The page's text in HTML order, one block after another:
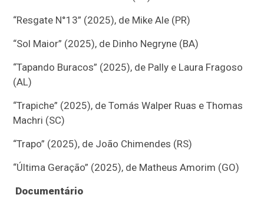
“Resgate N°13” (2025), de Mike Ale (PR)
“Sol Maior” (2025), de Dinho Negryne (BA)
“Tapando Buracos” (2025), de Pally e Laura Fragoso
(AL)
“Trapiche” (2025), de Tomás Walper Ruas e Thomas
Machri (SC)
“Trapo” (2025), de João Chimendes (RS)
“Última Geração” (2025), de Matheus Amorim (GO)
Documentário